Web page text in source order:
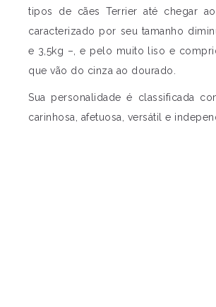
tipos de cães Terrier até chegar ao
caracterizado por seu tamanho
e 3,5kg –, e pelo muito liso e
que vão do cinza ao dourado.
Sua personalidade é classificada
carinhosa, afetuosa, versátil e